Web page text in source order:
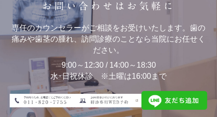
お問い合わせはお気軽に
専任のカウンセラーがご相談をお受けいたします。歯の
痛みや歯茎の腫れ、訪問診療のことなら当院にお任せく
ださい。
9:00～12:30 / 14:00～18:30
水･日祝休診 ※土曜は16:00まで